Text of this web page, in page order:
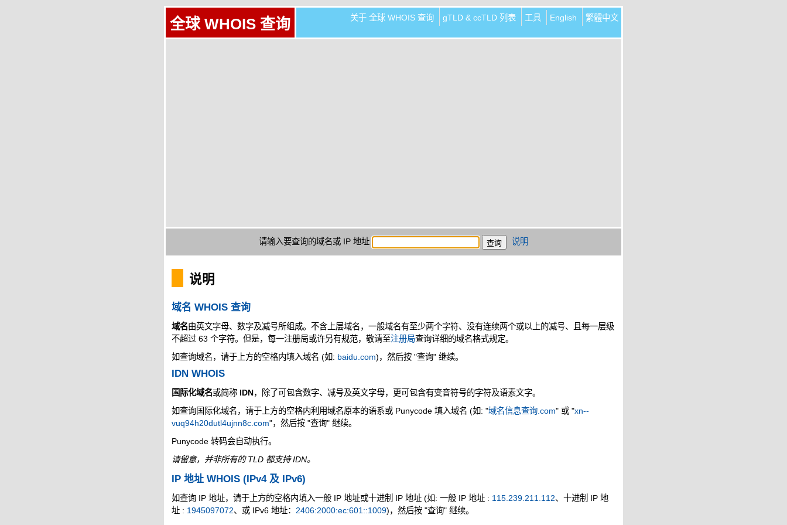
全球 WHOIS 查询 关于 全球 WHOIS 查询 gTLD & ccTLD 列表 工具 English 繁體中文
请输入要查询的域名或 IP 地址 说明
说明
域名 WHOIS 查询
域名由英文字母、数字及减号所组成。不含上层域名，一般域名有至少两个字符、没有连续两个或以上的减号、且每一层级
不超过 63 个字符。但是，每一注册局或许另有规范，敬请至注册局查询详细的域名格式规定。
如查询域名，请于上方的空格内填入域名 (如: baidu.com)，然后按 "查询" 继续。
IDN WHOIS
国际化域名或简称 IDN，除了可包含数字、减号及英文字母，更可包含有变音符号的字符及语素文字。
如查询国际化域名，请于上方的空格内利用域名原本的语系或 Punycode 填入域名 (如: "域名信息查询.com" 或 "xn--
vuq94h20dutl4ujnn8c.com"，然后按 "查询" 继续。
Punycode 转码会自动执行。
请留意，并非所有的 TLD 都支持 IDN。
IP 地址 WHOIS (IPv4 及 IPv6)
如查询 IP 地址，请于上方的空格内填入一般 IP 地址或十进制 IP 地址 (如: 一般 IP 地址 : 115.239.211.112、十进制 IP 地
址 : 1945097072、或 IPv6 地址： 2406:2000:ec:601::1009)，然后按 "查询" 继续。